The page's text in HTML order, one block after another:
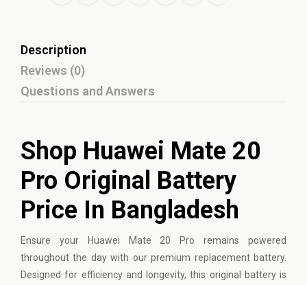
Description
Reviews (0)
Questions and Answers
Shop Huawei Mate 20
Pro Original Battery
Price In Bangladesh
Ensure your Huawei Mate 20 Pro remains powered
throughout the day with our premium replacement battery.
Designed for efficiency and longevity, this original battery is